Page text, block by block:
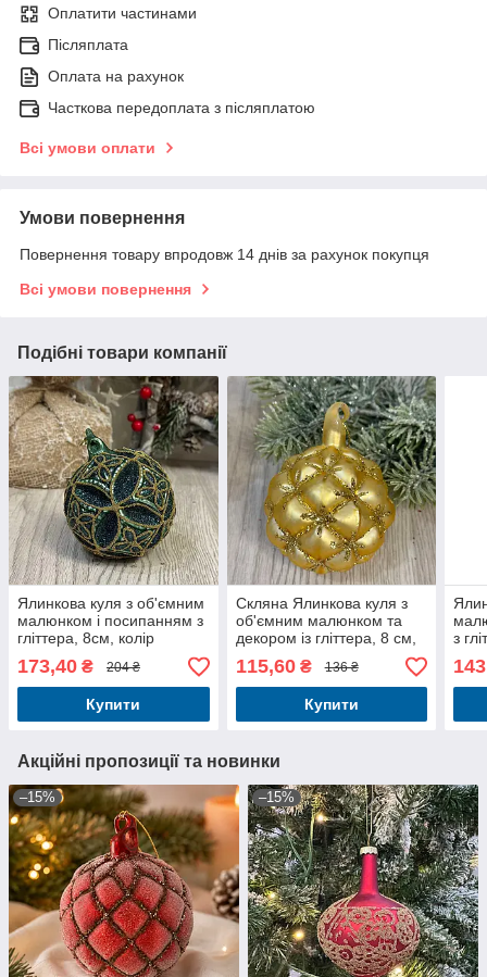
Оплатити частинами
Післяплата
Оплата на рахунок
Часткова передоплата з післяплатою
Всі умови оплати
Умови повернення
Повернення товару впродовж 14 днів за рахунок покупця
Всі умови повернення
Подібні товари компанії
Ялинкова куля з об'ємним
малюнком і посипанням з
гліттера, 8см, колір
смарагд із золотом
173,40 ₴ 204 ₴
Купити
Скляна Ялинкова куля з
об'ємним малюнком та
декором із гліттера, 8 см,
золото
115,60₴ 136 ₴
Купити
з
Акційні пропозиції та новинки
–15% –15%